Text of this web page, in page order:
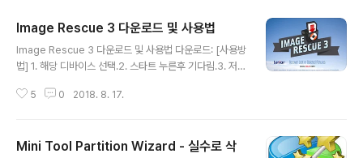
Image Rescue 3 다운로드 및 사용법
Image Rescue 3 다운로드 및 사용법 다운로드: [사용방
법] 1. 해당 디바이스 선택.2. 스타트 누른후 기다림.3. 저장
221336488874
5 0 2018. 8. 17.
Mini Tool Partition Wizard - 실수로 삭